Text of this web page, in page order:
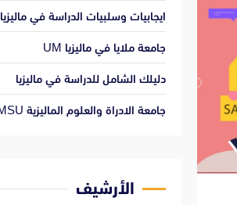
ايجابيات وسلبيات الدراسة في ماليزيا
جامعة ملايا في ماليزيا UM
دليلك الشامل للدراسة في ماليزيا
جامعة الادراة والعلوم الماليزية MSU بماليزيا
الأرشيف